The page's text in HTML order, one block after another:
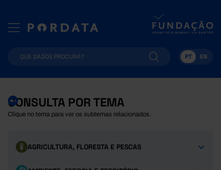
PT EN
CONSULTA POR TEMA
Clique no tema para ver os subtemas relacionados.
AGRICULTURA, FLORESTA E PESCAS